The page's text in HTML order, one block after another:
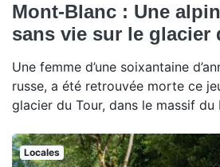
Mont-Blanc : Une
sans vie sur le glacier
Une femme d’une soixantaine
russe, a été retrouvée morte ce
glacier du Tour, dans le massif du
Locales